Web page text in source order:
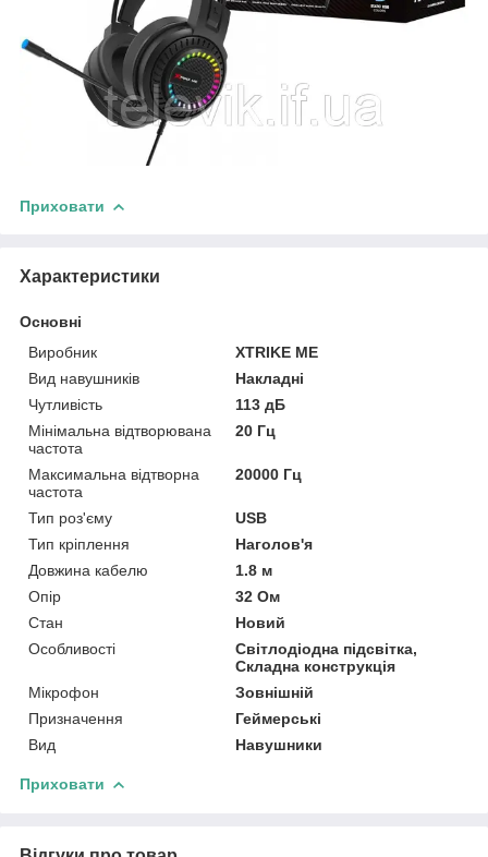
Приховати
Характеристики
Основні
Виробник
XTRIKE ME
Вид навушників
Накладні
Чутливість
113 дБ
Мінімальна відтворювана
частота
20 Гц
Максимальна відтворна
частота
20000 Гц
Тип роз'єму
USB
Тип кріплення
Наголов'я
Довжина кабелю
1.8 м
Опір
32 Ом
Стан
Новий
Особливості
Світлодіодна підсвітка,
Складна конструкція
Мікрофон
Зовнішній
Призначення
Геймерські
Вид
Навушники
Приховати